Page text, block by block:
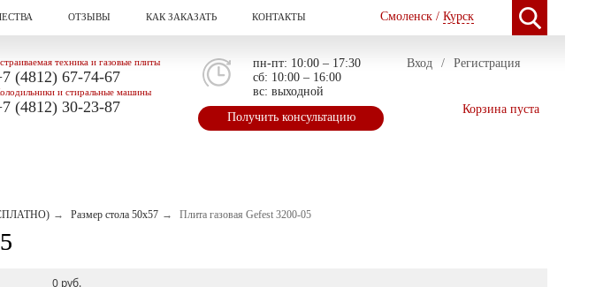
Получить консультацию
пн-пт: 10:00 – 17:30
сб: 10:00 – 16:00
вс: выходной
техника и газовые плиты
(4812) 67-74-67
и стиральные машины
(4812) 30-23-87
Смоленск / Курск
ОТЗЫВЫ КАК ЗАКАЗАТЬ КОНТАКТЫ
Вход / Регистрация
Корзина пуста
Размер стола 50х57 Плита газовая Gefest 3200-05
0 pуб.